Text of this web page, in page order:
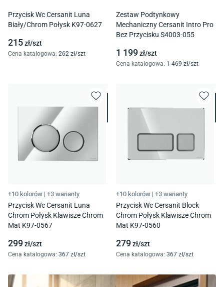
Przycisk Wc Cersanit Luna
Biały/Chrom Połysk K97-0627
215zł/szt
Cena katalogowa: 262 zł/szt
Zestaw Podtynkowy
Mechaniczny Cersanit Intro Pro
Bez Przycisku S4003-055
1 199zł/szt
Cena katalogowa: 1 469 zł/szt
+10 kolorów | +3 warianty
Przycisk Wc Cersanit Luna
Chrom Połysk Klawisze Chrom
Mat K97-0567
299zł/szt
Cena katalogowa: 367 zł/szt
+10 kolorów | +3 warianty
Przycisk Wc Cersanit Block
Chrom Połysk Klawisze Chrom
Mat K97-0560
279zł/szt
Cena katalogowa: 367 zł/szt